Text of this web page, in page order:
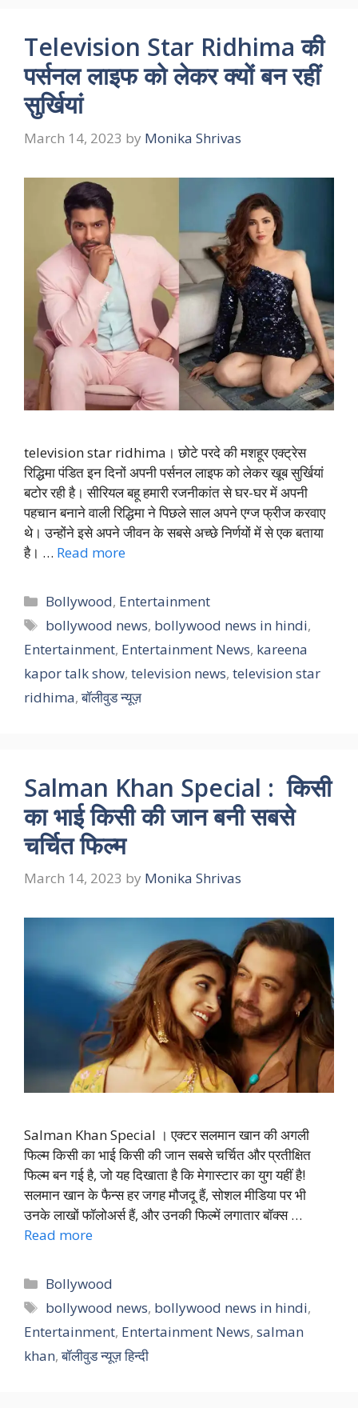
Television Star Ridhima की
पर्सनल लाइफ को लेकर क्यों बन रहीं
सुर्खियां
March 14, 2023 by Monika Shrivas
television star ridhima। छोटे परदे की मशहूर एक्ट्रेस
रिद्धिमा पंडित इन दिनों अपनी पर्सनल लाइफ को लेकर खूब सुर्खियां
बटोर रही है। सीरियल बहू हमारी रजनीकांत से घर-घर में अपनी
पहचान बनाने वाली रिद्धिमा ने पिछले साल अपने एग्ज फ्रीज करवाए
थे। उन्होंने इसे अपने जीवन के सबसे अच्छे निर्णयों में से एक बताया
है। … Read more
Categories
Bollywood, Entertainment
Tags
bollywood news, bollywood news in hindi,
Entertainment, Entertainment News, kareena
kapor talk show, television news, television star
ridhima,बॉलीवुड न्यूज़
Salman Khan Special : किसी
का भाई किसी की जान बनी सबसे
चर्चित फिल्म
March 14, 2023 by Monika Shrivas
Salman Khan Special । एक्टर सलमान खान की अगली
फिल्म किसी का भाई किसी की जान सबसे चर्चित और प्रतीक्षित
फिल्म बन गई है, जो यह दिखाता है कि मेगास्टार का युग यहीं है!
सलमान खान के फैन्स हर जगह मौजदू हैं, सोशल मीडिया पर भी
उनके लाखों फॉलोअर्स हैं, और उनकी फिल्में लगातार बॉक्स …
Read more
Categories
Bollywood
Tags
bollywood news, bollywood news in hindi,
Entertainment, Entertainment News, salman
khan,बॉलीवुड न्यूज़ हिन्दी